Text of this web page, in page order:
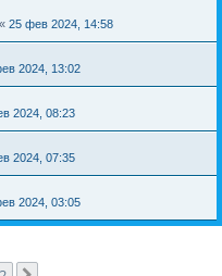
« 25 фев 2024, 14:58
2024, 13:02
2024, 08:23
2024, 07:35
2024, 03:05